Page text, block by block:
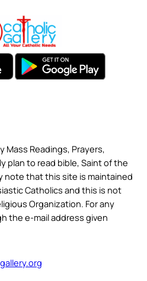
Mass Readings, Prayers,
plan to read bible, Saint of the
note that this site is maintained
Catholics and this is not
Organization. For any
the e-mail address given